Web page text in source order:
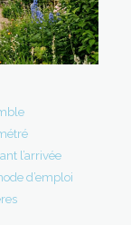
l’arrivée
d’emploi